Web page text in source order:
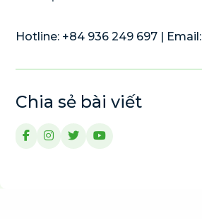
Hotline: +84 936 249 697 | Email:
Chia sẻ bài viết